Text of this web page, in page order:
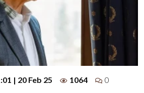
| 20 Feb 25 1064 0